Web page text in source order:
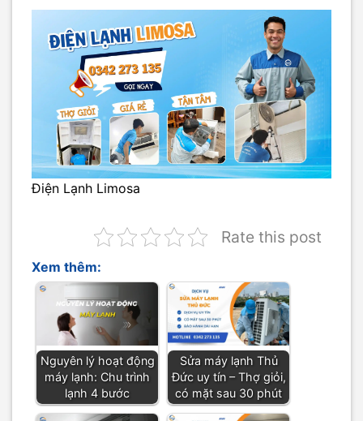
Điện Lạnh Limosa
Rate this post
Xem thêm:
Nguyên lý hoạt động
máy lạnh: Chu trình
lạnh 4 bước
Sửa máy lạnh Thủ
Đức uy tín – Thợ giỏi,
có mặt sau 30 phút